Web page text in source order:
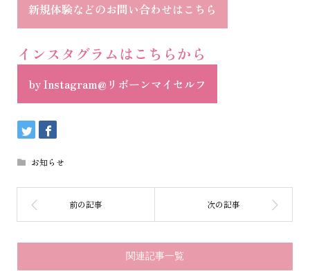
新規体験などのお問い合わせはこちら
インスタグラムはこちらから
by Instagram@リボーンマイセルフ
お知らせ
関連記事一覧